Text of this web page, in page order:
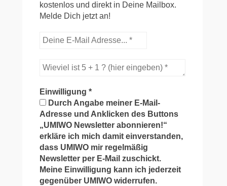
kostenlos und direkt in Deine Mailbox.
Melde Dich jetzt an!
Einwilligung*
Durch Angabe meiner E-Mail-
Adresse und Anklicken des Buttons
„UMIWO Newsletter abonnieren!“
erkläre ich mich damit einverstanden,
dass UMIWO mir regelmäßig
Newsletter per E-Mail zuschickt.
Meine Einwilligung kann ich jederzeit
gegenüber UMIWO widerrufen.